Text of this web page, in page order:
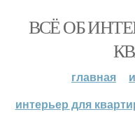
ВСЁ ОБ
главная
интерьер для